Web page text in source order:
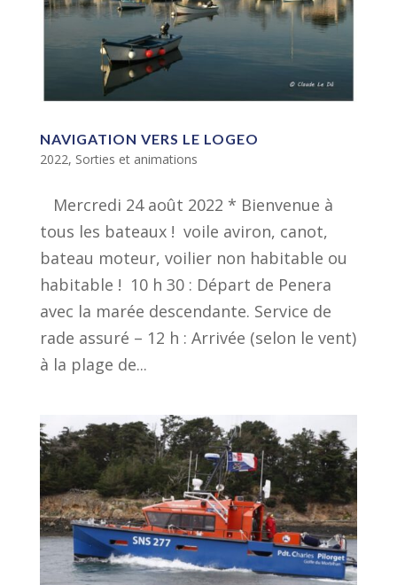
NAVIGATION VERS LE LOGEO
2022, Sorties et animations
Mercredi 24 août 2022 * Bienvenue à
tous les bateaux ! voile aviron, canot,
bateau moteur, voilier non habitable ou
habitable ! 10 h 30 : Départ de Penera
avec la marée descendante. Service de
rade assuré – 12 h : Arrivée (selon le vent)
à la plage de...